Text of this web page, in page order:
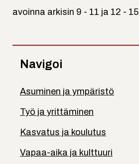
avoinna arkisin 9 - 11 ja 12 - 15
Navigoi
Asuminen ja ympäristö
Työ ja yrittäminen
Kasvatus ja koulutus
Vapaa-aika ja kulttuuri